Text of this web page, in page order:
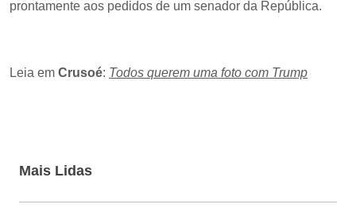
prontamente aos pedidos de um senador da República.
Leia em Crusoé: Todos querem uma foto com Trump
Mais Lidas